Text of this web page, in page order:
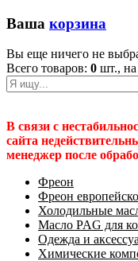
Ваша корзина
Вы еще ничего не
Всего товаров: 0 шт.,
В связи с
сайта
менеджер после
Фреон
Фреон
Холодильные
Масло PAG для
Одежда и
Химические